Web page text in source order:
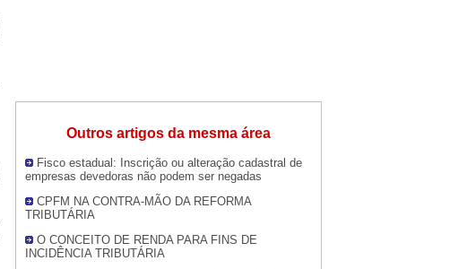
Outros artigos da mesma área
Fisco estadual: Inscrição ou alteração cadastral de
empresas devedoras não podem ser negadas
CPFM NA CONTRA-MÃO DA REFORMA
TRIBUTÁRIA
O CONCEITO DE RENDA PARA FINS DE
INCIDÊNCIA TRIBUTÁRIA